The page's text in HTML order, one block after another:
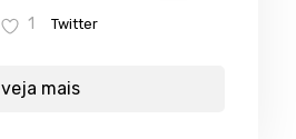
1 Twitter
veja mais